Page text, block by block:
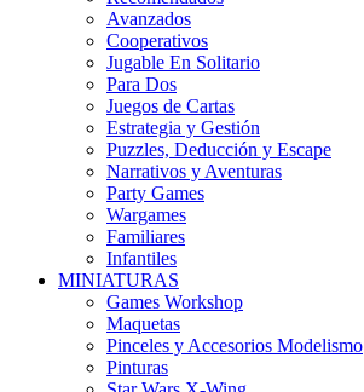
Avanzados
Cooperativos
Jugable En Solitario
Para Dos
Juegos de Cartas
Estrategia y Gestión
Puzzles, Deducción y Escape
Narrativos y Aventuras
Party Games
Wargames
Familiares
Infantiles
MINIATURAS
Games Workshop
Maquetas
Pinceles y Accesorios Modelismo
Pinturas